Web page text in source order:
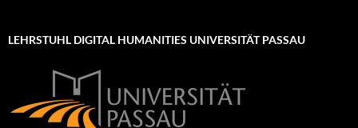
LEHRSTUHL DIGITAL HUMANITIES UNIVERSITÄT PASSAU